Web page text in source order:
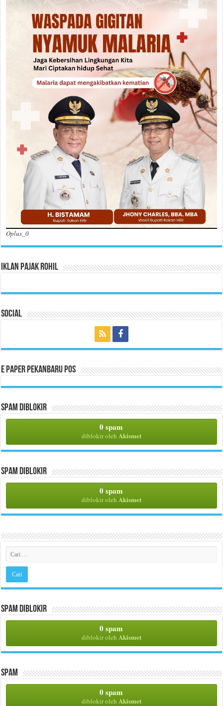
Oplus_0
Iklan Pajak Rohil
Social
E Paper Pekanbaru Pos
Spam Diblokir
0 spam
diblokir oleh Akismet
Spam Diblokir
0 spam
diblokir oleh Akismet
Spam Diblokir
0 spam
diblokir oleh Akismet
Spam
0 spam
diblokir oleh Akismet